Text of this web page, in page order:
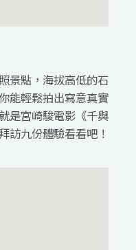
景點，海拔高低的石
能輕鬆拍出寫意真實
是宮崎駿電影《千與
訪九份體驗看看吧！